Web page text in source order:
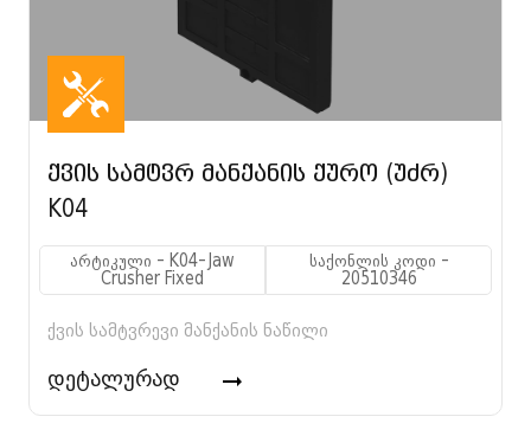
ქვის სამტვრ მანქანის ქურო (უძრ)
K04
არტიკული - K04-Jaw
Crusher Fixed
საქონლის კოდი -
20510346
ქვის სამტვრევი მანქანის ნაწილი
დეტალურად